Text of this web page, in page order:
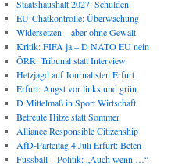
Staatshaushalt 2027: Schulden
EU-Chatkontrolle: Überwachung
Widersetzen – aber ohne Gewalt
Kritik: FIFA ja – D NATO EU nein
ÖRR: Tribunal statt Interview
Hetzjagd auf Journalisten Erfurt
Erfurt: Angst vor links und grün
D Mittelmaß in Sport Wirtschaft
Betreute Hitze statt Sommer
Alliance Responsible Citizenship
AfD-Parteitag 4.Juli Erfurt: Beten
Fussball – Politik: „Auch wenn …“